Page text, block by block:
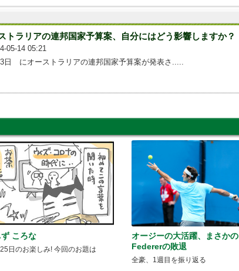
トラリアの連邦国家予算案、自分にはどう影響しますか？
05-14 05:21
日 にオーストラリアの連邦国家予算案が発表さ.....
ず ころな
日のお楽しみ! 今回のお題は
オージーの大活躍、まさかの
Federerの敗退
全豪、1週目を振り返る